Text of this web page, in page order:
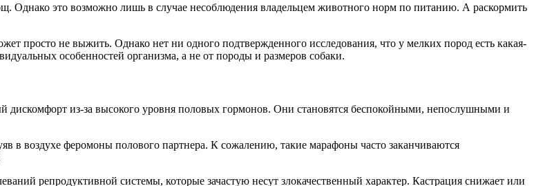
Однако это возможно лишь в случае несоблюдения владельцем животного норм по питанию. А раскормить
просто не выжить. Однако нет ни одного подтвержденного исследования, что у мелких пород есть какая-
особенностей организма, а не от породы и размеров собаки.
из-за высокого уровня половых гормонов. Они становятся беспокойными, непослушными и
в воздухе феромоны полового партнера. К сожалению, такие марафоны часто заканчиваются
репродуктивной системы, которые зачастую несут злокачественный характер. Кастрация снижает или